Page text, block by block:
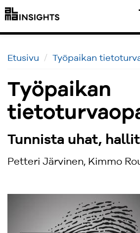
Etusivu Työpaikan
Työpaikan
Tunnista uhat,
Petteri Järvinen, Kimmo